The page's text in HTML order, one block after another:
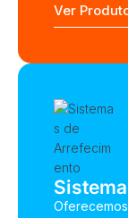
Ver